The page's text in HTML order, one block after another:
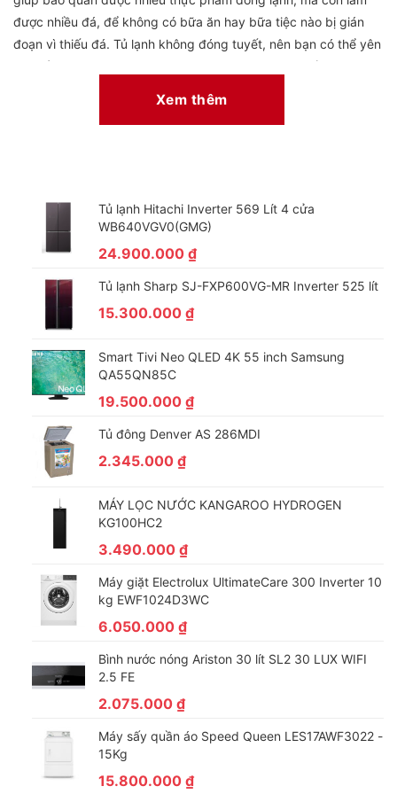
được nhiều đá, để không có bữa ăn hay bữa tiệc nào bị gián
đoạn vì thiếu đá. Tủ lạnh không đóng tuyết, nên bạn có thể yên
tâm sử dụng 100% không gian lưu trữ mà không lo lắng việc
Tủ lạnh với công nghệ làm lạnh bằng hệ thống quạt
kép Dual Fan Cooling độc lập cho mỗi ngăn tủ
sử dụng hai cánh quạt làm lạnh độc lập cho hai ngăn khác
tăng cao hơn, tạo nhiệt độ lạnh thích hợp để bảo quản thực
phẩm.
Xem thêm
Tủ lạnh Hitachi Inverter 569 Lít 4 cửa
WB640VGV0(GMG)
24.900.000 ₫
Tủ lạnh Sharp SJ-FXP600VG-MR Inverter 525 lít
15.300.000 ₫
Smart Tivi Neo QLED 4K 55 inch Samsung
QA55QN85C
19.500.000 ₫
Tủ đông Denver AS 286MDI
2.345.000 ₫
MÁY LỌC NƯỚC KANGAROO HYDROGEN
KG100HC2
3.490.000 ₫
Máy giặt Electrolux UltimateCare 300 Inverter 10
kg EWF1024D3WC
6.050.000 ₫
Bình nước nóng Ariston 30 lít SL2 30 LUX WIFI
2.5 FE
2.075.000 ₫
Máy sấy quần áo Speed Queen LES17AWF3022 -
15Kg
15.800.000 ₫